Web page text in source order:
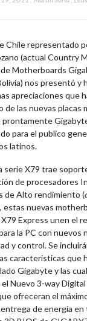
Chile representado
(actual Country
Motherboards
nos presentó y
apreciaciones que
de las nuevas placas
prontamente
para el publico
latinos.
serie X79 trae
de procesadores
de Alto rendimiento (
estas nuevas
Express unen el
la PC con nuevos
y control. Se
caracteristicas que
Gigabyte y las
el Nuevo 3-way
ofreceran el
de energía en